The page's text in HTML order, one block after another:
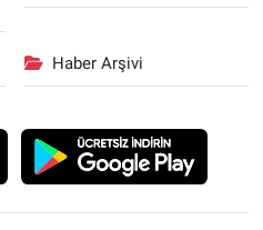
Haber Arşivi